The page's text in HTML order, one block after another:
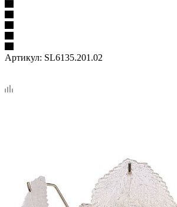
Артикул: SL6135.201.02